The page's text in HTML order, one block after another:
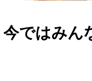
ではみん